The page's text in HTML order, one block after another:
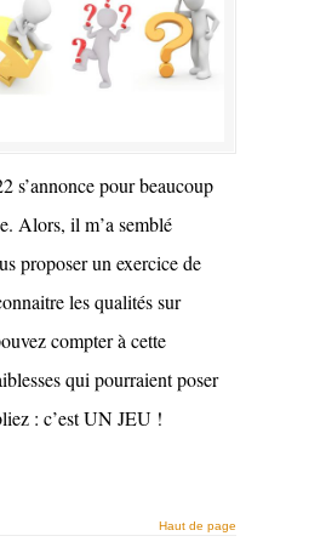
s’annonce pour beaucoup
Alors, il m’a semblé
proposer un exercice de
les qualités sur
compter à cette
qui pourraient poser
: c’est UN JEU !
Haut de page